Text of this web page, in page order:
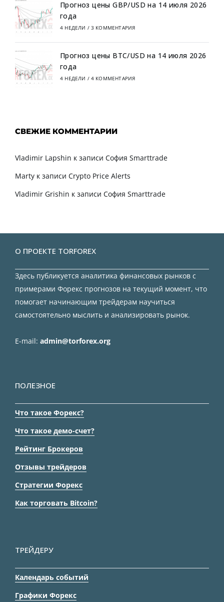
Прогноз цены GBP/USD на 14 июля 2026
года
4 НЕДЕЛИ / 3 КОММЕНТАРИЯ
Прогноз цены BTC/USD на 14 июля 2026
года
4 НЕДЕЛИ / 4 КОММЕНТАРИЯ
СВЕЖИЕ КОММЕНТАРИИ
Vladimir Lapshin к записи София Smarttrade
Marty к записи Crypto Price Alerts
Vladimir Grishin к записи София Smarttrade
О ПРОЕКТЕ TORFOREX
Здесь публикуется аналитика финансовых рынков с
примерами Форекс прогнозов на текущий момент, что
помогает начинающим трейдерам научиться
самостоятельно мыслить и анализировать рынок.
E-mail: admin@torforex.org
ПОЛЕЗНОЕ
Что такое Форекс?
Что такое демо-счет?
Рейтинг Брокеров
Отзывы трейдеров
Стратегии Форекс
Как торговать Bitcoin?
ТРЕЙДЕРУ
Календарь событий
Графики Форекс